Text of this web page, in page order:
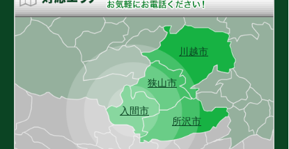
入間市
狭山市
所沢市
川越市